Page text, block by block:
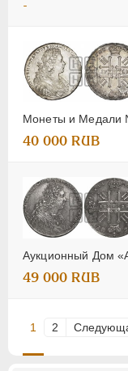
-
Монеты и Медали
40 000 RUB
Аукционный Дом
49 000 RUB
1 2